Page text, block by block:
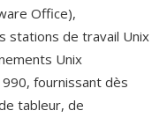
Office),
stations de travail Unix
Unix
fournissant dès
tableur, de